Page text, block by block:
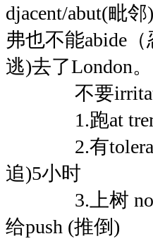
djacent/abut(毗
弗也不能abide
逃)去了London。
不要irritate(
1.跑at
2.有
追)5小时
3.上树 not
给push (推倒)